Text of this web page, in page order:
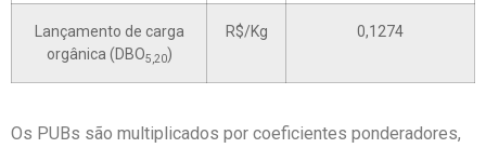
Lançamento de carga
orgânica (DBO5,20)
R$/Kg 0,1274
Os PUBs são multiplicados por coeficientes ponderadores,